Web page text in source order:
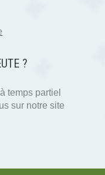
?
temps partiel
sur notre site